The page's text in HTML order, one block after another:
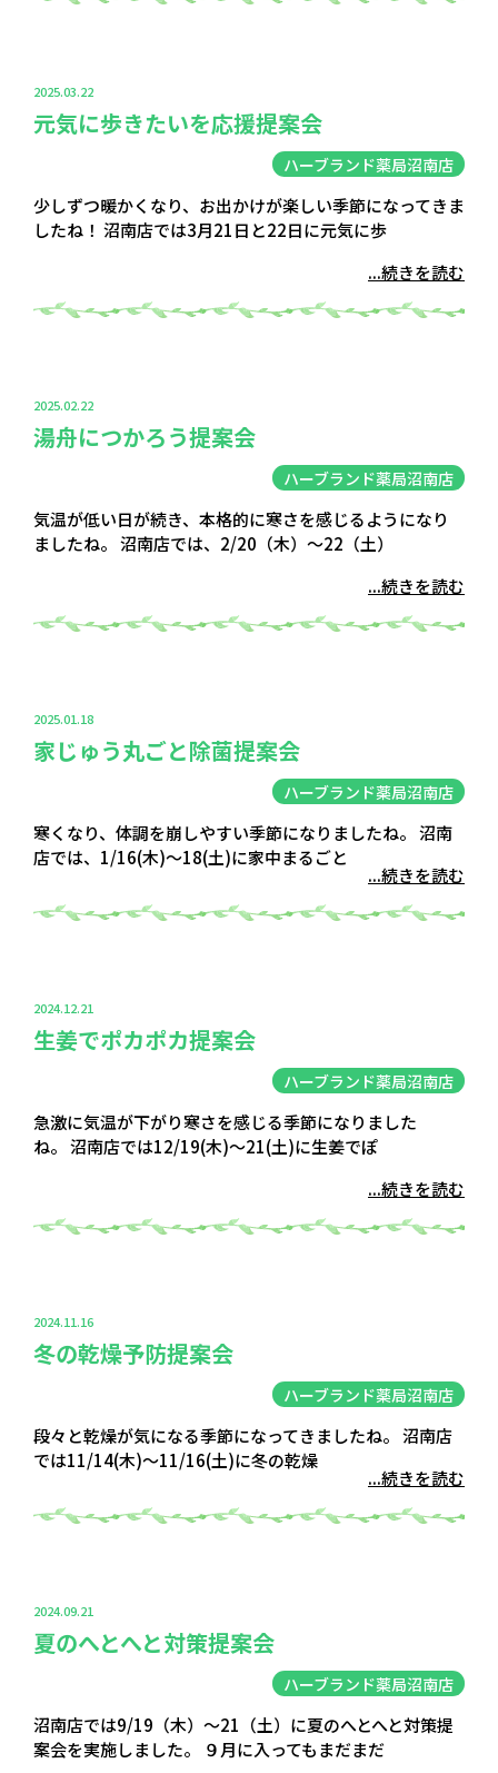
2025.03.22
元気に歩きたいを応援提案会
ハーブランド薬局沼南店
少しずつ暖かくなり、お出かけが楽しい季節になってきま
したね！ 沼南店では3月21日と22日に元気に歩
...続きを読む
2025.02.22
湯舟につかろう提案会
ハーブランド薬局沼南店
気温が低い日が続き、本格的に寒さを感じるようになり
ましたね。 沼南店では、2/20（木）～22（土）
...続きを読む
2025.01.18
家じゅう丸ごと除菌提案会
ハーブランド薬局沼南店
寒くなり、体調を崩しやすい季節になりましたね。 沼南
店では、1/16(木)〜18(土)に家中まるごと
...続きを読む
2024.12.21
生姜でポカポカ提案会
ハーブランド薬局沼南店
急激に気温が下がり寒さを感じる季節になりました
ね。 沼南店では12/19(木)〜21(土)に生姜でぽ
...続きを読む
2024.11.16
冬の乾燥予防提案会
ハーブランド薬局沼南店
段々と乾燥が気になる季節になってきましたね。 沼南店
では11/14(木)〜11/16(土)に冬の乾燥
...続きを読む
2024.09.21
夏のへとへと対策提案会
ハーブランド薬局沼南店
沼南店では9/19（木）～21（土）に夏のへとへと対策提
案会を実施しました。 ９月に入ってもまだまだ